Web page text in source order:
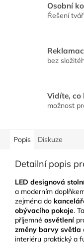
Osobní
Řešení
bez
Vidíte, co
možnost
Popis Diskuze
Detailní popis
LED designová
a moderním
zejména do
obývacího pokoje.
příjemné osvětlení
změny barvy světla
interiéru praktický a